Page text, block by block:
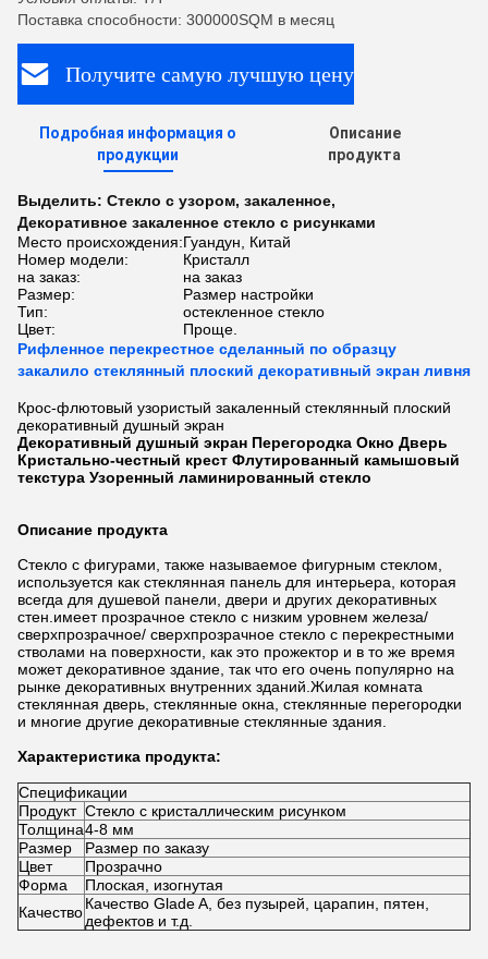
Поставка способности: 300000SQM в месяц
Получите самую лучшую цену
Подробная информация о
продукции
Описание
продукта
Выделить: Стекло с узором, закаленное,
Декоративное закаленное стекло с рисунками
Место происхождения:Гуандун, Китай
Номер модели:
Кристалл
на заказ:
на заказ
Размер:
Размер настройки
Тип:
остекленное стекло
Цвет:
Проще.
Рифленное перекрестное сделанный по образцу
закалило стеклянный плоский декоративный экран ливня
Крос-флютовый узористый закаленный стеклянный плоский
декоративный душный экран
Декоративный душный экран Перегородка Окно Дверь
Кристально-честный крест Флутированный камышовый
текстура Узоренный ламинированный стекло
Описание продукта
Стекло с фигурами, также называемое фигурным стеклом,
используется как стеклянная панель для интерьера, которая
всегда для душевой панели, двери и других декоративных
стен.имеет прозрачное стекло с низким уровнем железа/
сверхпрозрачное/ сверхпрозрачное стекло с перекрестными
стволами на поверхности, как это прожектор и в то же время
может декоративное здание, так что его очень популярно на
рынке декоративных внутренних зданий.Жилая комната
стеклянная дверь, стеклянные окна, стеклянные перегородки
и многие другие декоративные стеклянные здания.
Характеристика продукта:
Спецификации
Продукт Стекло с кристаллическим рисунком
Толщина4-8 мм
Размер
Размер по заказу
Цвет
Прозрачно
Форма
Плоская, изогнутая
КачествоКачество Glade A, без пузырей, царапин, пятен,
дефектов и т.д.